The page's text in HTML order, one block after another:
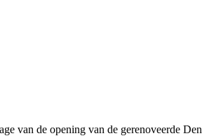
van de opening van de gerenoveerde